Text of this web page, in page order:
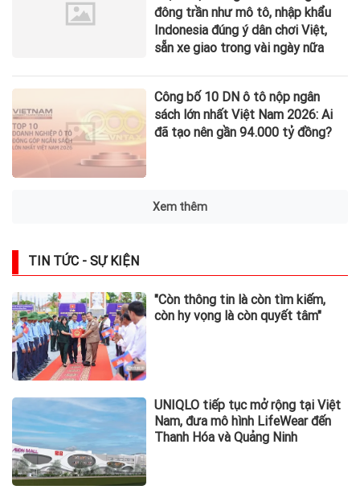
đông trần như mô tô, nhập khẩu
Indonesia đúng ý dân chơi Việt,
sẵn xe giao trong vài ngày nữa
Công bố 10 DN ô tô nộp ngân
sách lớn nhất Việt Nam 2026: Ai
đã tạo nên gần 94.000 tỷ đồng?
Xem thêm
TIN TỨC - SỰ KIỆN
"Còn thông tin là còn tìm kiếm,
còn hy vọng là còn quyết tâm"
UNIQLO tiếp tục mở rộng tại Việt
Nam, đưa mô hình LifeWear đến
Thanh Hóa và Quảng Ninh